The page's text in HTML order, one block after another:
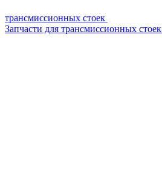
трансмиссионных стоек
Запчасти для трансмиссионных стоек